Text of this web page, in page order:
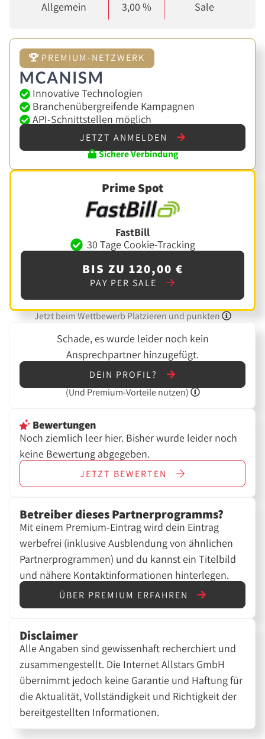
Allgemein 3,00 % Sale
PREMIUM-NETZWERK
Innovative Technologien
Branchenübergreifende Kampagnen
API-Schnittstellen möglich
JETZT ANMELDEN
Sichere Verbindung
Prime Spot
FastBill
30 Tage Cookie-Tracking
BIS ZU 120,00 €
PAY PER SALE
Jetzt beim Wettbewerb Platzieren und punkten
Schade, es wurde leider noch kein
Ansprechpartner hinzugefügt.
DEIN PROFIL?
(Und Premium-Vorteile nutzen)
Bewertungen
Noch ziemlich leer hier. Bisher wurde leider noch
keine Bewertung abgegeben.
JETZT BEWERTEN
Betreiber dieses Partnerprogramms?
Mit einem Premium-Eintrag wird dein Eintrag
werbefrei (inklusive Ausblendung von ähnlichen
Partnerprogrammen) und du kannst ein Titelbild
und nähere Kontaktinformationen hinterlegen.
ÜBER PREMIUM ERFAHREN
Disclaimer
Alle Angaben sind gewissenhaft recherchiert und
zusammengestellt. Die Internet Allstars GmbH
übernimmt jedoch keine Garantie und Haftung für
die Aktualität, Vollständigkeit und Richtigkeit der
bereitgestellten Informationen.